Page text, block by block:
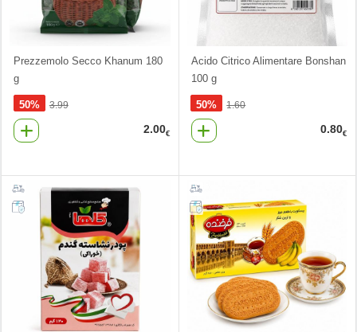
Prezzemolo Secco Khanum 180
g
50% 3.99
2.00€
Acido Citrico Alimentare Bonshan
100 g
50% 1.60
0.80€